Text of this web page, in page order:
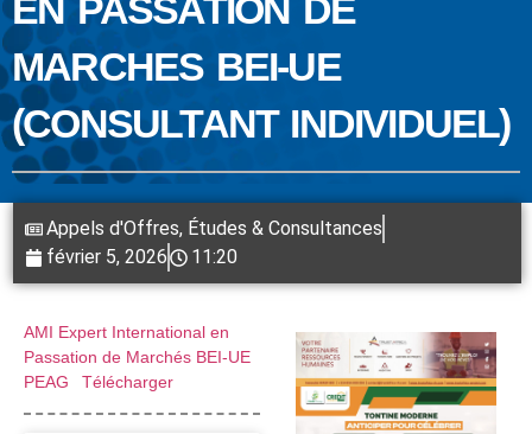
EN PASSATION DE
MARCHES BEI-UE
(CONSULTANT INDIVIDUEL)
Appels d'Offres, Études & Consultances
février 5, 2026
11:20
AMI Expert International en
Passation de Marchés BEI-UE
PEAG
Télécharger